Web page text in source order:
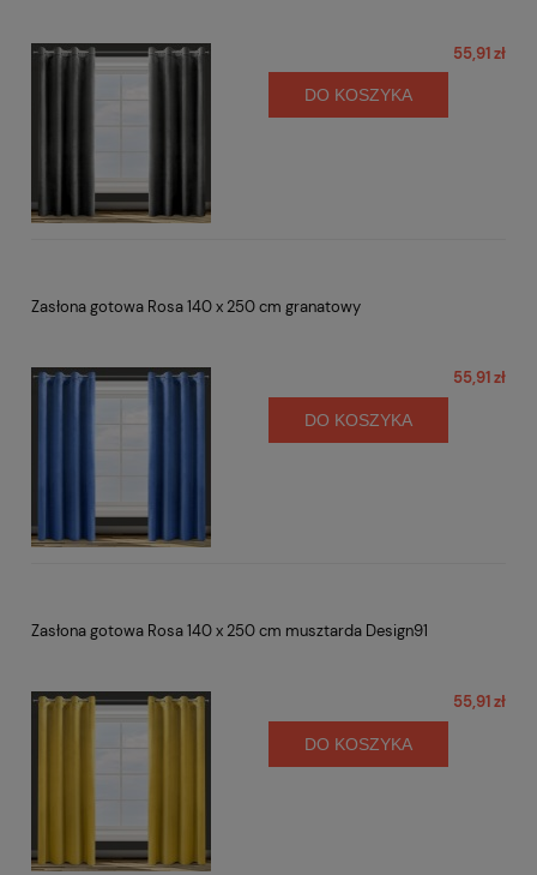
55,91 zł
DO KOSZYKA
Zasłona gotowa Rosa 140 x 250 cm granatowy
55,91 zł
DO KOSZYKA
Zasłona gotowa Rosa 140 x 250 cm musztarda Design91
55,91 zł
DO KOSZYKA